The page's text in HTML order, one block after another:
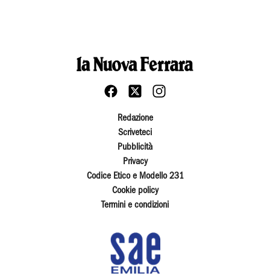
Redazione
Scriveteci
Pubblicità
Privacy
Codice Etico e Modello 231
Cookie policy
Termini e condizioni